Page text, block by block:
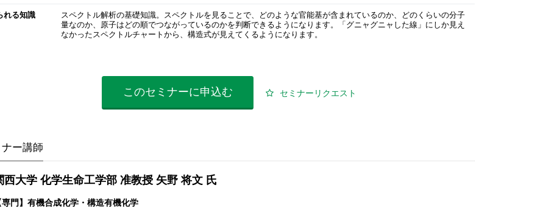
れる知識
スペクトル解析の基礎知識。スペクトルを見ることで、どのような官能基が含まれているのか、どのくらいの分子
量なのか、原子はどの順でつながっているのかを判断できるようになります。「グニャグニャした線」にしか見え
なかったスペクトルチャートから、構造式が見えてくるようになります。
このセミナーに申込む セミナーリクエスト
ー講師
西大学 化学生命工学部 准教授 矢野 将文 氏
専門】有機合成化学・構造有機化学